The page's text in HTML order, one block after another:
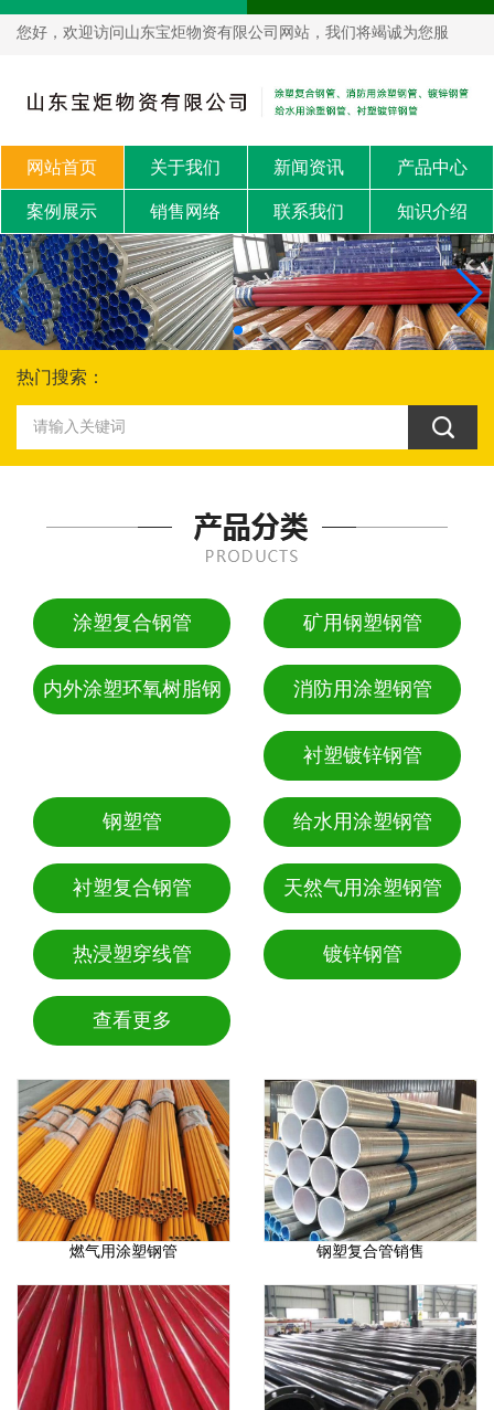
您好，欢迎访问山东宝炬物资有限公司网站，我们将竭诚为您服
务！
网站首页 关于我们 新闻资讯 产品中心
案例展示 销售网络 联系我们 知识介绍
热门搜索：
涂塑复合钢管 矿用钢塑钢管
内外涂塑环氧树脂钢 消防用涂塑钢管
衬塑镀锌钢管
钢塑管 给水用涂塑钢管
衬塑复合钢管 天然气用涂塑钢管
热浸塑穿线管 镀锌钢管
查看更多
燃气用涂塑钢管 钢塑复合管销售